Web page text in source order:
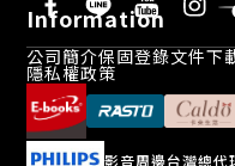
Information
公司簡介保固登錄文件下
隱私權政策
影音周邊台灣總代